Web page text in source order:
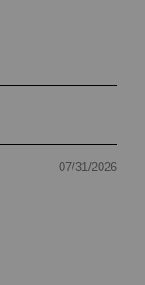
07/31/2026